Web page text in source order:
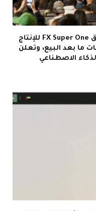
فاراداي فيوتشر تكشف خارطة طريق FX Super One للإنتاج
ما بعد البيع، وتعلن
الاصطناعي